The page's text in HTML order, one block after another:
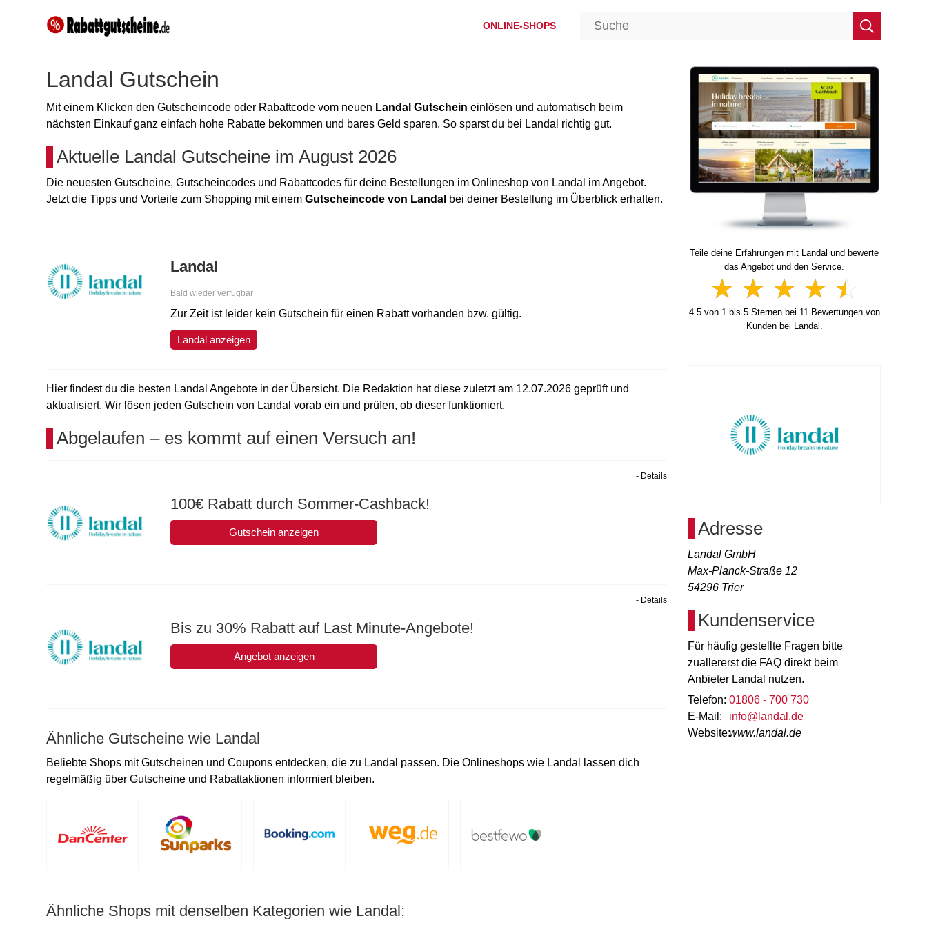
ONLINE-SHOPS
Landal Gutschein
Mit einem Klicken den Gutscheincode oder Rabattcode vom neuen Landal Gutschein einlösen und automatisch beim
nächsten Einkauf ganz einfach hohe Rabatte bekommen und bares Geld sparen. So sparst du bei Landal richtig gut.
Aktuelle Landal Gutscheine im August 2026
Die neuesten Gutscheine, Gutscheincodes und Rabattcodes für deine Bestellungen im Onlineshop von Landal im Angebot.
Jetzt die Tipps und Vorteile zum Shopping mit einem Gutscheincode von Landal bei deiner Bestellung im Überblick erhalten.
Landal
Bald wieder verfügbar
Zur Zeit ist leider kein Gutschein für einen Rabatt vorhanden bzw. gültig.
Landal anzeigen
Hier findest du die besten Landal Angebote in der Übersicht. Die Redaktion hat diese zuletzt am 12.07.2026 geprüft und
aktualisiert. Wir lösen jeden Gutschein von Landal vorab ein und prüfen, ob dieser funktioniert.
Abgelaufen – es kommt auf einen Versuch an!
100€ Rabatt durch Sommer-Cashback!
Gutschein anzeigen
- Details
Bis zu 30% Rabatt auf Last Minute-Angebote!
Angebot anzeigen
- Details
Ähnliche Gutscheine wie Landal
Beliebte Shops mit Gutscheinen und Coupons entdecken, die zu Landal passen. Die Onlineshops wie Landal lassen dich
regelmäßig über Gutscheine und Rabattaktionen informiert bleiben.
Ähnliche Shops mit denselben Kategorien wie Landal:
Teile deine Erfahrungen mit Landal und bewerte
das Angebot und den Service.
4.5von 1bis 5Sternen bei 11Bewertungen von
Kunden bei Landal.
Adresse
Landal GmbH
Max-Planck-Straße 12
54296 Trier
Kundenservice
Für häufig gestellte Fragen bitte
zuallererst die FAQ direkt beim
Anbieter Landal nutzen.
Telefon: 01806 - 700 730
E-Mail:
info@landal.de
Website:www.landal.de